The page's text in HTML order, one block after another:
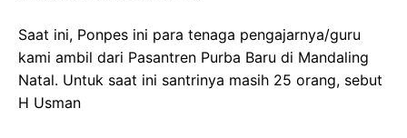
Saat ini, Ponpes ini para tenaga pengajarnya/guru
kami ambil dari Pasantren Purba Baru di Mandaling
Natal. Untuk saat ini santrinya masih 25 orang, sebut
H Usman